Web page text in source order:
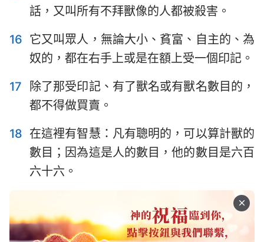
話，又叫所有不拜獸像的人都被殺害。
16 它又叫眾人，無論大小、貧富、自主的、為
奴的，都在右手上或是在額上受一個印記。
17
除了那受印記、有了獸名或有獸名數目的，
都不得做買賣。
18 在這裡有智慧：凡有聰明的，可以算計獸的
數目；因為這是人的數目，他的數目是六百
六十六。